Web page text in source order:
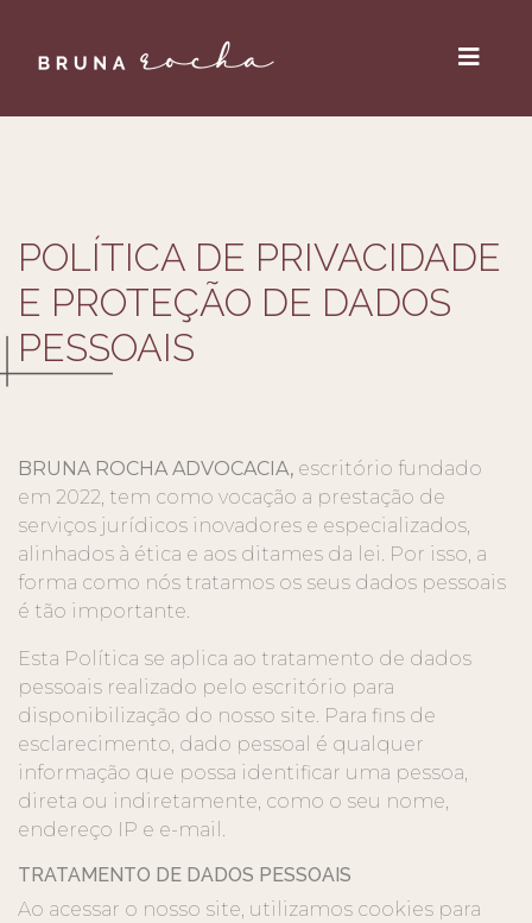
POLÍTICA DE PRIVACIDADE
E PROTEÇÃO DE DADOS
PESSOAIS
BRUNA ROCHA ADVOCACIA, escritório fundado
em 2022, tem como vocação a prestação de
serviços jurídicos inovadores e especializados,
alinhados à ética e aos ditames da lei. Por isso, a
forma como nós tratamos os seus dados pessoais
é tão importante.
Esta Política se aplica ao tratamento de dados
pessoais realizado pelo escritório para
disponibilização do nosso site. Para fins de
esclarecimento, dado pessoal é qualquer
informação que possa identificar uma pessoa,
direta ou indiretamente, como o seu nome,
endereço IP e e-mail.
TRATAMENTO DE DADOS PESSOAIS
Ao acessar o nosso site, utilizamos cookies para